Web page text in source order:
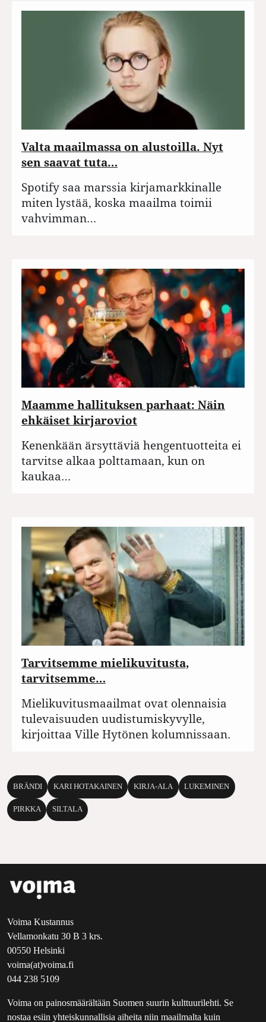
Valta maailmassa on alustoilla. Nyt
sen saavat tuta…
Spotify saa marssia kirjamarkkinalle
miten lystää, koska maailma toimii
vahvimman…
Maamme hallituksen parhaat: Näin
ehkäiset kirjaroviot
Kenenkään ärsyttäviä hengentuotteita ei
tarvitse alkaa polttamaan, kun on
kaukaa…
Tarvitsemme mielikuvitusta,
tarvitsemme…
Mielikuvitusmaailmat ovat olennaisia
tulevaisuuden uudistumiskyvylle,
kirjoittaa Ville Hytönen kolumnissaan.
BRÄNDI KARI HOTAKAINEN KIRJA-ALA LUKEMINEN
PIRKKA SILTALA
Voima Kustannus
Vellamonkatu 30 B 3 krs.
00550 Helsinki
voima(at)voima.fi
044 238 5109
Voima on painosmäärältään Suomen suurin kulttuurilehti. Se
nostaa esiin yhteiskunnallisia aiheita niin maailmalta kuin